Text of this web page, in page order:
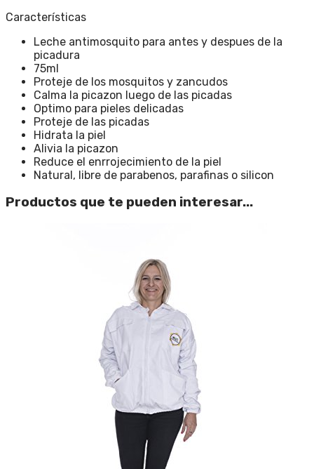
Características
Leche antimosquito para antes y despues de la
picadura
75ml
Proteje de los mosquitos y zancudos
Calma la picazon luego de las picadas
Optimo para pieles delicadas
Proteje de las picadas
Hidrata la piel
Alivia la picazon
Reduce el enrrojecimiento de la piel
Natural, libre de parabenos, parafinas o silicon
Productos que te pueden interesar...